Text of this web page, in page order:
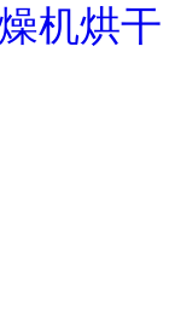
机烘干